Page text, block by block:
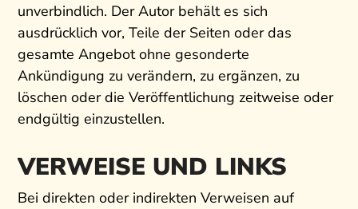
unverbindlich. Der Autor behält es sich
ausdrücklich vor, Teile der Seiten oder das
gesamte Angebot ohne gesonderte
Ankündigung zu verändern, zu ergänzen, zu
löschen oder die Veröffentlichung zeitweise oder
endgültig einzustellen.
VERWEISE UND LINKS
Bei direkten oder indirekten Verweisen auf